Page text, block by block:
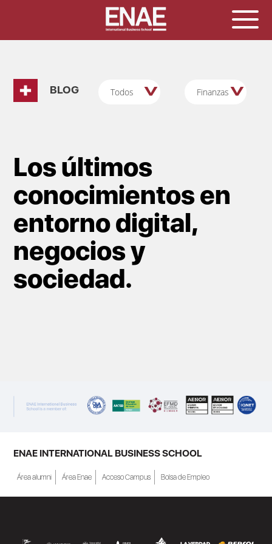
BLOG Todos Finanzas
Los últimos
conocimientos en
entorno digital,
negocios y
sociedad.
ENAE INTERNATIONAL BUSINESS SCHOOL
Área alumni Área Enae Acceso Campus Bolsa de Empleo